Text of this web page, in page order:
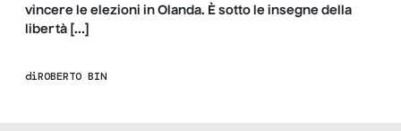
vincere le elezioni in Olanda. È sotto le insegne della
libertà […]
diROBERTO BIN